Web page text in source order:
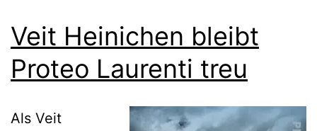
Veit Heinichen bleibt
Proteo Laurenti treu
Als Veit